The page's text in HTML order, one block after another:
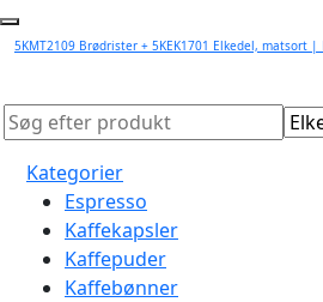
5KMT2109 Brødrister + 5KEK1701 Elkedel, matsort
Kategorier
Espresso
Kaffekapsler
Kaffepuder
Kaffebønner